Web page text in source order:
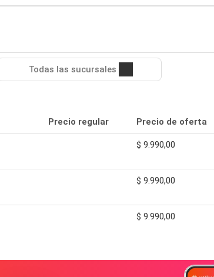
Todas las sucursales
Precio regular Precio de oferta
$ 9.990,00
$ 9.990,00
$ 9.990,00